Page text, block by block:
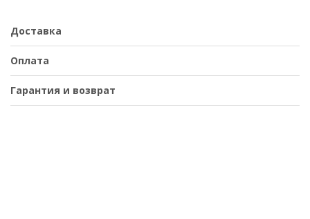
Доставка
Оплата
Гарантия и возврат